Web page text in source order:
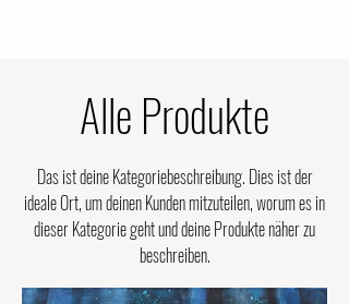
Alle Produkte
Das ist deine Kategoriebeschreibung. Dies ist der
ideale Ort, um deinen Kunden mitzuteilen, worum es in
dieser Kategorie geht und deine Produkte näher zu
beschreiben.